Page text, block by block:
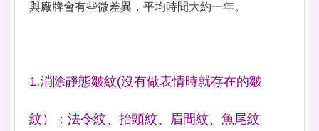
與廠牌會有些微差異 ，平均時間大約一年。
1.消除靜態皺紋(沒有做表情時就存在的皺